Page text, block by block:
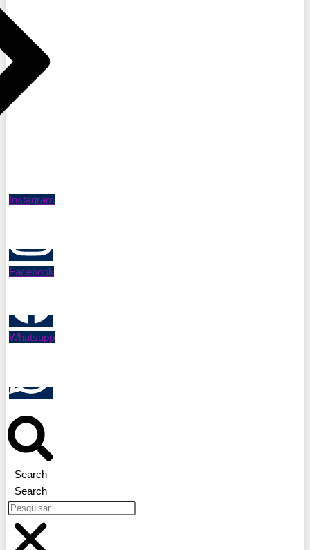
Instagram
Facebook
Whatsapp
Search
Search